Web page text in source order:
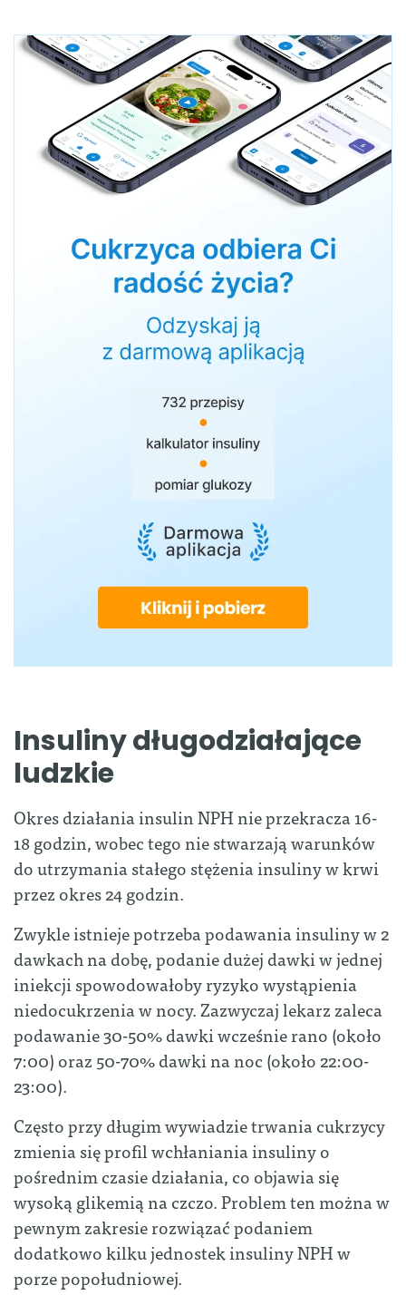
Insuliny długodziałające
ludzkie
Okres działania insulin NPH nie przekracza 16-
18 godzin, wobec tego nie stwarzają warunków
do utrzymania stałego stężenia insuliny w krwi
przez okres 24 godzin.
Zwykle istnieje potrzeba podawania insuliny w 2
dawkach na dobę, podanie dużej dawki w jednej
iniekcji spowodowałoby ryzyko wystąpienia
niedocukrzenia w nocy. Zazwyczaj lekarz zaleca
podawanie 30-50% dawki wcześnie rano (około
7:00) oraz 50-70% dawki na noc (około 22:00-
23:00).
Często przy długim wywiadzie trwania cukrzycy
zmienia się profil wchłaniania insuliny o
pośrednim czasie działania, co objawia się
wysoką glikemią na czczo. Problem ten można w
pewnym zakresie rozwiązać podaniem
dodatkowo kilku jednostek insuliny NPH w
porze popołudniowej.